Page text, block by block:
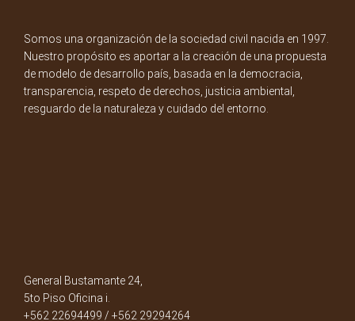
Somos una organización de la sociedad civil nacida en 1997.
Nuestro propósito es aportar a la creación de una propuesta
de modelo de desarrollo país, basada en la democracia,
transparencia, respeto de derechos, justicia ambiental,
resguardo de la naturaleza y cuidado del entorno.
General Bustamante 24,
5to Piso Oficina i.
+562 22694499 / +562 29294264